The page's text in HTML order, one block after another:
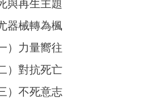
與再生主題
器械轉為楓
）力量嚮往
）對抗死亡
）不死意志